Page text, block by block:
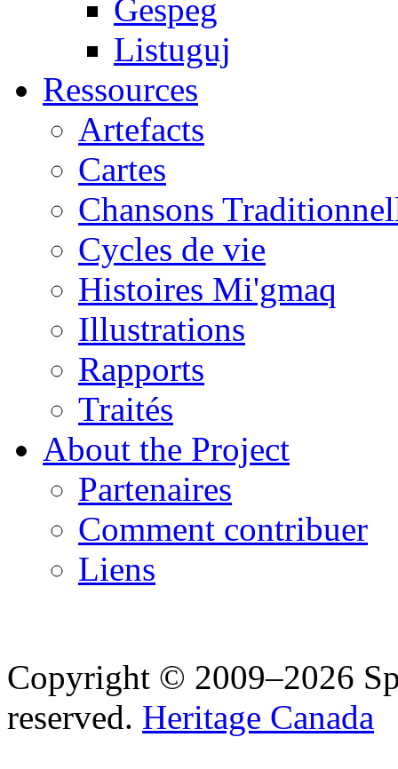
Gespeg
Listuguj
Ressources
Artefacts
Cartes
Chansons
Cycles de vie
Histoires Mi'gmaq
Illustrations
Rapports
Traités
About the Project
Partenaires
Comment contribuer
Liens
Copyright © 2009–2026
reserved. Heritage Canada